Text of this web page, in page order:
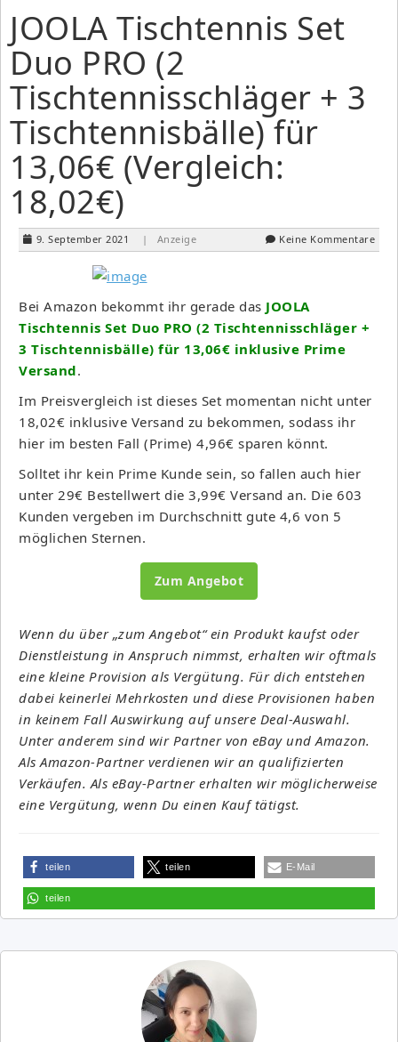
JOOLA Tischtennis Set
Duo PRO (2
Tischtennisschläger + 3
Tischtennisbälle) für
13,06€ (Vergleich:
18,02€)
9. September 2021 | Anzeige Keine Kommentare
Bei Amazon bekommt ihr gerade das JOOLA
Tischtennis Set Duo PRO (2 Tischtennisschläger +
3 Tischtennisbälle) für 13,06€ inklusive Prime
Versand.
Im Preisvergleich ist dieses Set momentan nicht unter
18,02€ inklusive Versand zu bekommen, sodass ihr
hier im besten Fall (Prime) 4,96€ sparen könnt.
Solltet ihr kein Prime Kunde sein, so fallen auch hier
unter 29€ Bestellwert die 3,99€ Versand an. Die 603
Kunden vergeben im Durchschnitt gute 4,6 von 5
möglichen Sternen.
Zum Angebot
Wenn du über „zum Angebot“ ein Produkt kaufst oder
Dienstleistung in Anspruch nimmst, erhalten wir oftmals
eine kleine Provision als Vergütung. Für dich entstehen
dabei keinerlei Mehrkosten und diese Provisionen haben
in keinem Fall Auswirkung auf unsere Deal-Auswahl.
Unter anderem sind wir Partner von eBay und Amazon.
Als Amazon-Partner verdienen wir an qualifizierten
Verkäufen. Als eBay-Partner erhalten wir möglicherweise
eine Vergütung, wenn Du einen Kauf tätigst.
teilen teilen E-Mail
teilen